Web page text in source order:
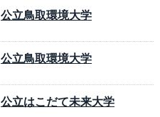
公立鳥取環境大学
公立鳥取環境大学
公立はこだて未来大学